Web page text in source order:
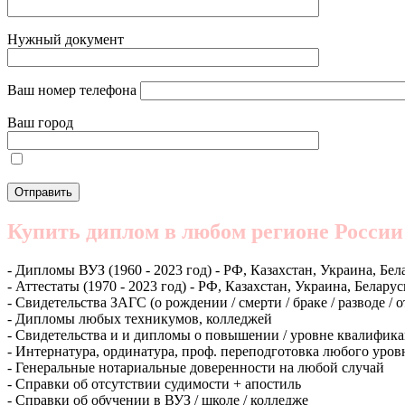
Нужный документ
Ваш номер телефона
Ваш город
Купить диплом в любом регионе России
- Дипломы ВУЗ (1960 - 2023 год) - РФ, Казахстан, Украина,
- Аттестаты (1970 - 2023 год) - РФ, Казахстан, Украина,
- Свидетельства ЗАГС (о рождении / смерти / браке / разводе /
- Дипломы любых техникумов, колледжей
- Свидетельства и и дипломы о повышении / уровне
- Интернатура, ординатура, проф. переподготовка любого
- Генеральные нотариальные доверенности на любой случай
- Справки об отсутствии судимости + апостиль
- Справки об обучении в ВУЗ / школе / колледже